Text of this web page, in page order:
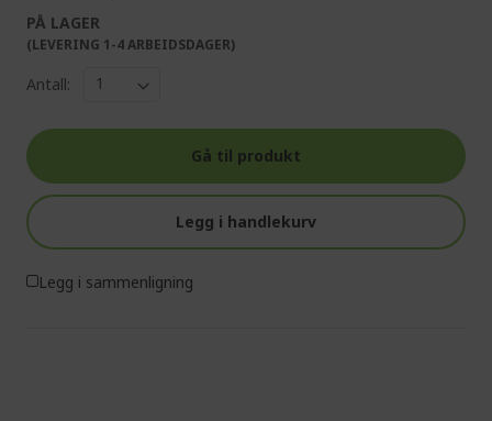
PÅ LAGER
(LEVERING 1-4 ARBEIDSDAGER)
Antall:
Gå til produkt
Legg i handlekurv
Legg i sammenligning